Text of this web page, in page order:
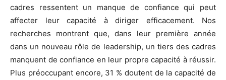
cadres ressentent un manque de confiance qui peut
affecter leur capacité à diriger efficacement. Nos
recherches montrent que, dans leur première année
dans un nouveau rôle de leadership, un tiers des cadres
manquent de confiance en leur propre capacité à réussir.
Plus préoccupant encore, 31 % doutent de la capacité de